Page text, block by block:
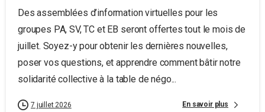
Des assemblées d’information virtuelles pour les
groupes PA, SV, TC et EB seront offertes tout le mois de
juillet. Soyez-y pour obtenir les dernières nouvelles,
poser vos questions, et apprendre comment bâtir notre
solidarité collective à la table de négo...
7 juillet 2026 En savoir plus